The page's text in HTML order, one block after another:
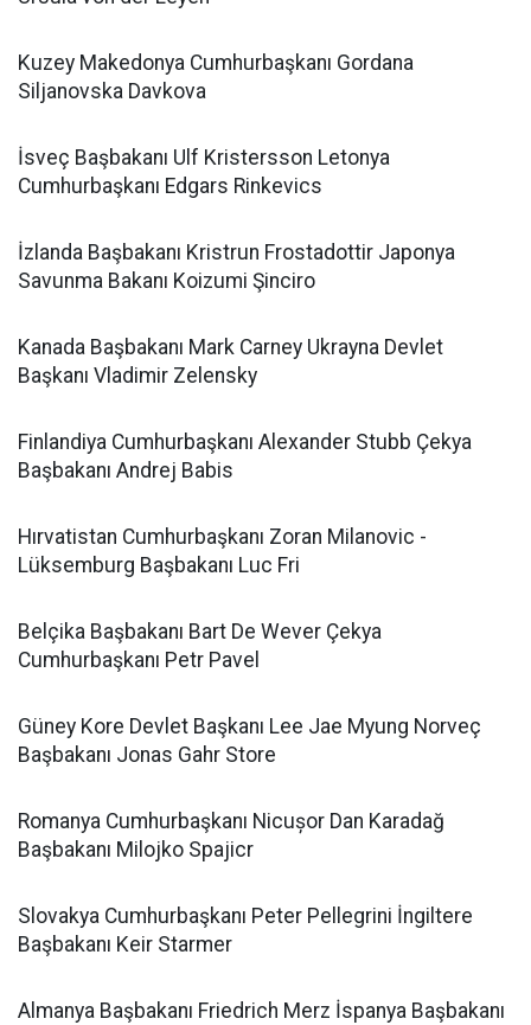
Kuzey Makedonya Cumhurbaşkanı Gordana
Siljanovska Davkova
İsveç Başbakanı Ulf Kristersson Letonya
Cumhurbaşkanı Edgars Rinkevics
İzlanda Başbakanı Kristrun Frostadottir Japonya
Savunma Bakanı Koizumi Şinciro
Kanada Başbakanı Mark Carney Ukrayna Devlet
Başkanı Vladimir Zelensky
Finlandiya Cumhurbaşkanı Alexander Stubb Çekya
Başbakanı Andrej Babis
Hırvatistan Cumhurbaşkanı Zoran Milanovic -
Lüksemburg Başbakanı Luc Fri
Belçika Başbakanı Bart De Wever Çekya
Cumhurbaşkanı Petr Pavel
Güney Kore Devlet Başkanı Lee Jae Myung Norveç
Başbakanı Jonas Gahr Store
Romanya Cumhurbaşkanı Nicușor Dan Karadağ
Başbakanı Milojko Spajicr
Slovakya Cumhurbaşkanı Peter Pellegrini İngiltere
Başbakanı Keir Starmer
Almanya Başbakanı Friedrich Merz İspanya Başbakanı